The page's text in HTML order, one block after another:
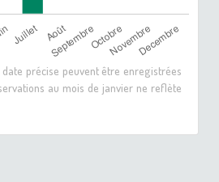
précise peuvent être enregistrées
au mois de janvier ne reflète